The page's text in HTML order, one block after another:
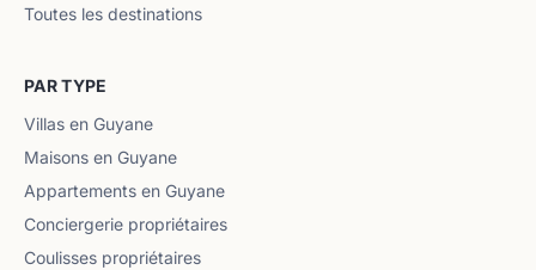
Toutes les destinations
PAR TYPE
Villas en Guyane
Maisons en Guyane
Appartements en Guyane
Conciergerie propriétaires
Coulisses propriétaires